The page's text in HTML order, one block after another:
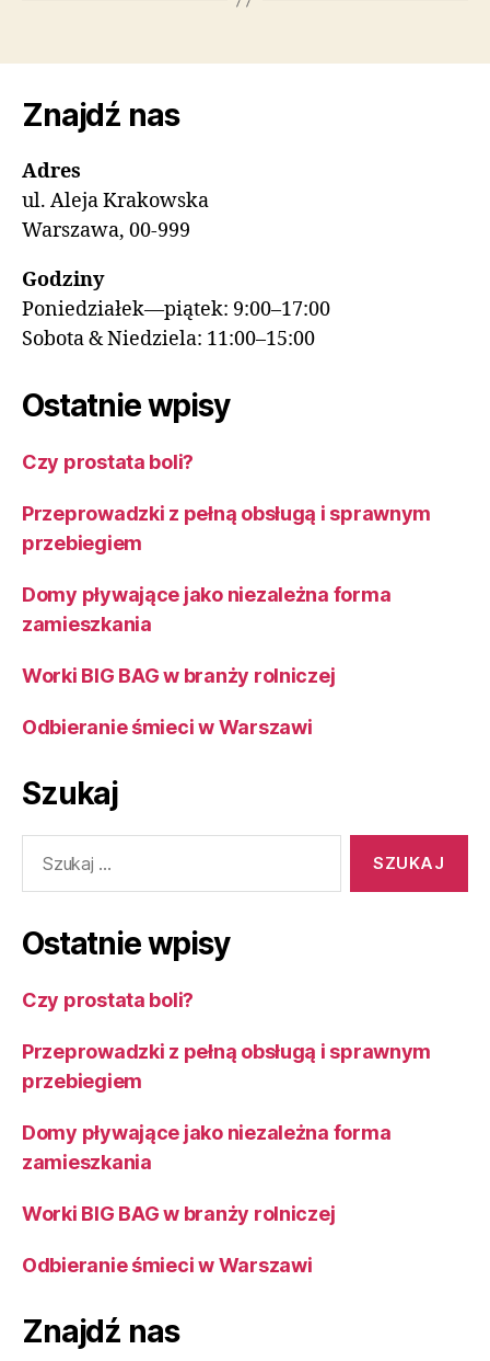
Znajdź nas
Adres
ul. Aleja Krakowska
Warszawa, 00-999
Godziny
Poniedziałek—piątek: 9:00–17:00
Sobota & Niedziela: 11:00–15:00
Ostatnie wpisy
Czy prostata boli?
Przeprowadzki z pełną obsługą i sprawnym
przebiegiem
Domy pływające jako niezależna forma
zamieszkania
Worki BIG BAG w branży rolniczej
Odbieranie śmieci w Warszawi
Szukaj
Ostatnie wpisy
Czy prostata boli?
Przeprowadzki z pełną obsługą i sprawnym
przebiegiem
Domy pływające jako niezależna forma
zamieszkania
Worki BIG BAG w branży rolniczej
Odbieranie śmieci w Warszawi
Znajdź nas